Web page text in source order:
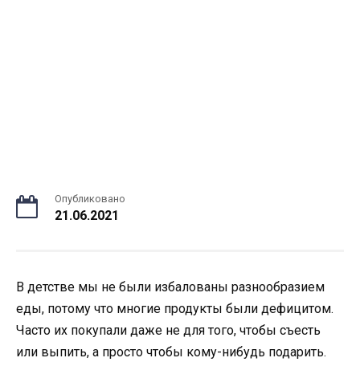
Опубликовано
21.06.2021
В детстве мы не были избалованы разнообразием
еды, потому что многие продукты были дефицитом.
Часто их покупали даже не для того, чтобы съесть
или выпить, а просто чтобы кому-нибудь подарить.